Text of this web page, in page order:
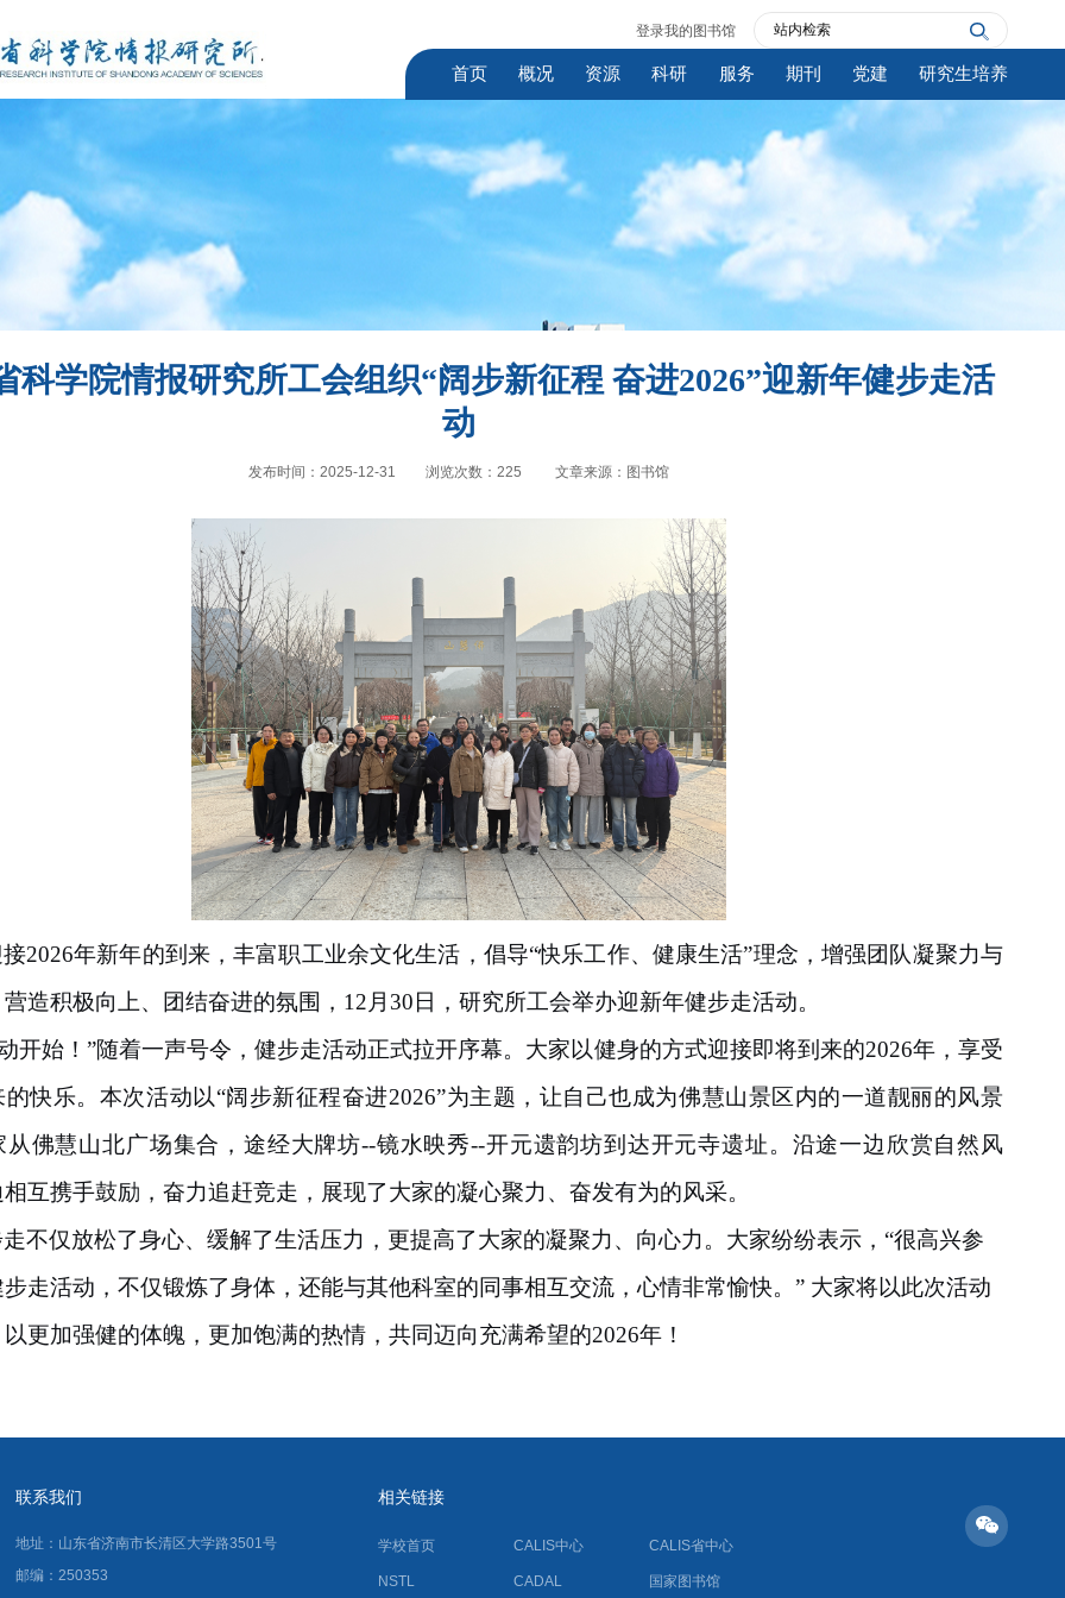
登录我的图书馆
首页 概况 资源 科研 服务 期刊 党建 研究生培养
科学院情报研究所工会组织“阔步新征程 奋进2026”迎新年健步走活
动
发布时间：2025-12-31 浏览次数： 225 文章来源：图书馆
2026年新年的到来，丰富职工业余文化生活，倡导“快乐工作、健康生活”理念，增强团队凝聚力与
造积极向上、团结奋进的氛围， 12月 30 日，研究所工会举办迎新年健步走活动。
开始！”随着一声号令，健步走活动正式拉开序幕。大家以健身的方式迎接即将到来的2026年，享受
的快乐。本次活动以“阔步新征程奋进2026”为主题，让自己也成为佛慧山景区内的一道靓丽的风景
从佛慧山北广场集合，途经大牌坊--镜水映秀--开元遗韵坊到达开元寺遗址。沿途一边欣赏自然风
互携手鼓励，奋力追赶竞走，展现了大家的凝心聚力、奋发有为的风采。
不仅放松了身心、缓解了生活压力，更提高了大家的凝聚力、向心力。大家纷纷表示， “很高兴参
走活动，不仅锻炼了身体，还能与其他科室的同事相互交流，心情非常愉快。 ” 大家将以此次活动
更加强健的体魄，更加饱满的热情，共同迈向充满希望的2026年！
联系我们
地址：山东省济南市长清区大学路3501号
邮编：250353
相关链接
学校首页 CALIS中心 CALIS省中心
NSTL CADAL 国家图书馆